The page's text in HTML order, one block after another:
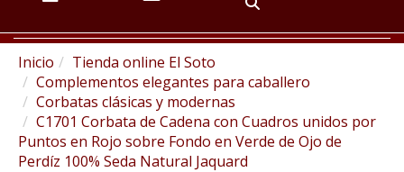
Inicio
Tienda online El Soto
Complementos elegantes para caballero
Corbatas clásicas y modernas
C1701 Corbata de Cadena con Cuadros unidos por
Puntos en Rojo sobre Fondo en Verde de Ojo de
Perdíz 100% Seda Natural Jaquard